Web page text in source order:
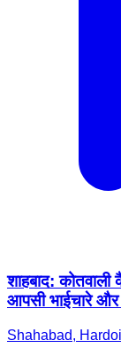
शाहबाद:
आपसी भाईचारे और
Shahabad,